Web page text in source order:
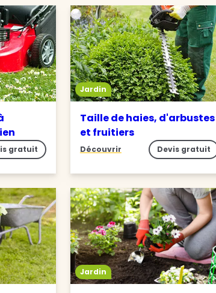
gratuit
Jardin
Taille de haies, d'arbustes
et fruitiers
Découvrir Devis gratuit
Jardin